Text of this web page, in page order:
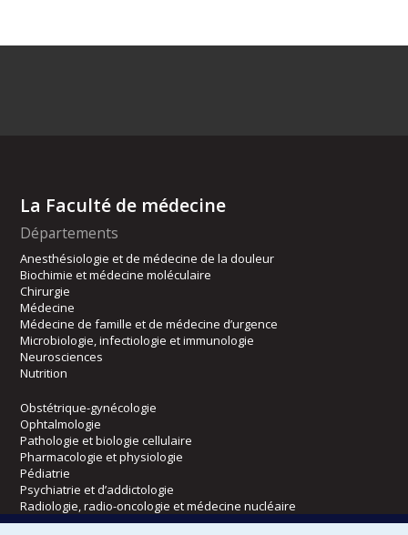
La Faculté de médecine
Départements
Anesthésiologie et de médecine de la douleur
Biochimie et médecine moléculaire
Chirurgie
Médecine
Médecine de famille et de médecine d’urgence
Microbiologie, infectiologie et immunologie
Neurosciences
Nutrition
Obstétrique-gynécologie
Ophtalmologie
Pathologie et biologie cellulaire
Pharmacologie et physiologie
Pédiatrie
Psychiatrie et d’addictologie
Radiologie, radio-oncologie et médecine nucléaire